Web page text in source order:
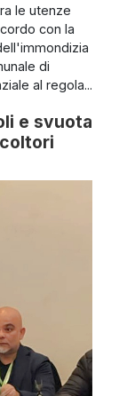
le utenze
con la
di
al regola...
e svuota